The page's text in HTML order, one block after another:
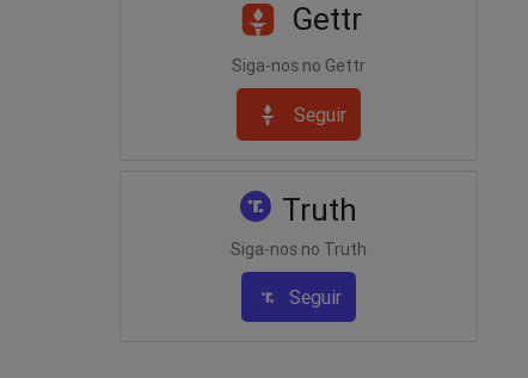
Gettr
Siga-nos no Gettr
Seguir
Truth
Siga-nos no Truth
Seguir